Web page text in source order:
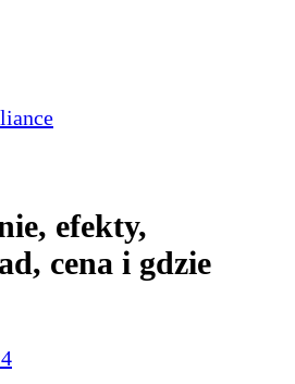
efekty,
cena i gdzie